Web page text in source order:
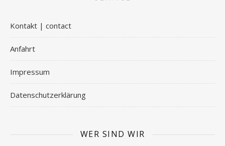
Kontakt | contact
Anfahrt
Impressum
Datenschutzerklärung
WER SIND WIR